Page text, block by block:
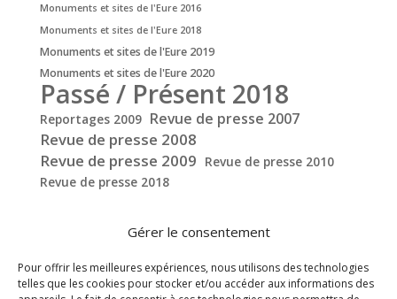
Gérer le consentement
Pour offrir les meilleures expériences, nous utilisons des technologies
telles que les cookies pour stocker et/ou accéder aux informations des
Monuments et sites de l'Eure 2016
Monuments et sites de l'Eure 2018
Monuments et sites de l'Eure 2019
Monuments et sites de l'Eure 2020
Passé / Présent 2018
Reportages 2009 Revue de presse 2007
Revue de presse 2008
Revue de presse 2009 Revue de presse 2010
Revue de presse 2018